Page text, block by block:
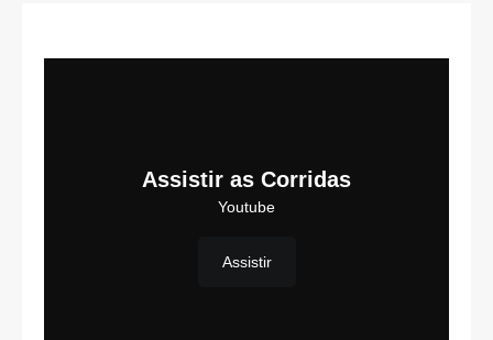
Assistir as Corridas
Youtube
Assistir